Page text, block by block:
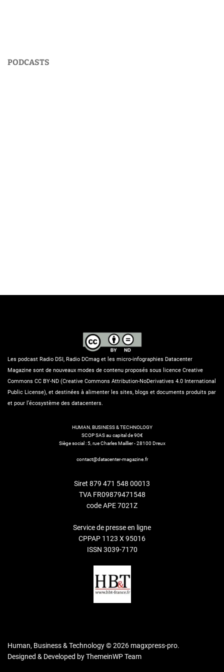
PODCASTS
Les podcast Radio DSI, Radio DCmag et les micro-infographies Datacenter
Magazine sont de nouveaux modes de contenu proposés sous licence Creative
Commons CC BY-ND (Creative Commons Attribution-NoDerivatives 4.0 International
Public License), et destinées à alimenter les sites, blogs et documents produits par
et pour l’écosystème des datacenters.
HUMAN, BUSINESS & TECHNOLOGY
SCOP SAS au capital de 90€
Siège social : 5, rue Charles Maillier - 28100 Dreux
contact@datacenter-magazine.fr
Siret 879 471 548 00013
TVA FR09879471548
code APE 7021Z
Service de presse en ligne
CPPAP 1123 X 95016
ISSN 3039-7170
Human, Business & Technology © 2026 magxpress-pro.
Designed & Developed byThemeinWP Team